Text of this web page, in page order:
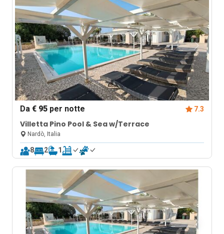
Da€ 95 per notte 7.3
Villetta Pino Pool & Sea w/Terrace
Nardò, Italia
8 2 1